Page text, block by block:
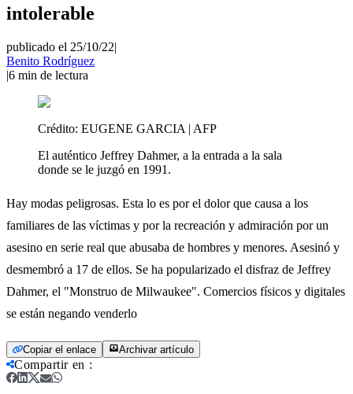
intolerable
publicado el 25/10/22|
Benito Rodríguez
|6 min de lectura
Crédito: EUGENE GARCIA | AFP
El auténtico Jeffrey Dahmer, a la entrada a la sala
donde se le juzgó en 1991.
Hay modas peligrosas. Esta lo es por el dolor que causa a los
familiares de las víctimas y por la recreación y admiración por un
asesino en serie real que abusaba de hombres y menores. Asesinó y
desmembró a 17 de ellos. Se ha popularizado el disfraz de Jeffrey
Dahmer, el "Monstruo de Milwaukee". Comercios físicos y digitales
se están negando venderlo
Copiar el enlace Archivar artículo
Compartir en :